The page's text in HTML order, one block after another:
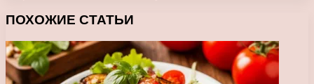
ПОХОЖИЕ СТАТЬИ